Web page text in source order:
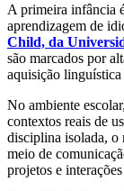
A primeira infância
aprendizagem de
Child, da
são marcados por
aquisição
No ambiente
contextos reais de
disciplina isolada, o
meio de
projetos e